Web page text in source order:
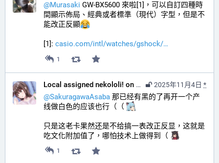
@Murasaki GW-BX5600 來啦[1]，可以自訂四種時
間顯示佈局、經典或者標準（現代）字型，但是不
能改正反顯
[1]: casio.com/intl/watches/gshock/
1
2025年11月4日 *
Local assigned nekololi! on your timeline :nacholook:
@SakuragawaAsaba 那已经有黑的了再开一个产
线做白色的应该也行（（
只是这老卡果然还是不给搞一表改正反显，这就是
吃文化附加值了，哪怕技术上做得到（
1